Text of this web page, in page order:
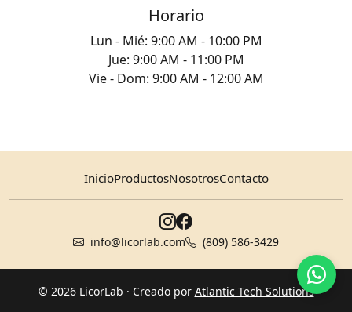
Horario
Lun - Mié: 9:00 AM - 10:00 PM
Jue: 9:00 AM - 11:00 PM
Vie - Dom: 9:00 AM - 12:00 AM
InicioProductosNosotrosContacto
info@licorlab.com (809) 586-3429
© 2026 LicorLab · Creado por Atlantic Tech Solutions